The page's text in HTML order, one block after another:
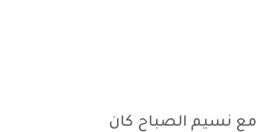
مع نسيم الصباح كان